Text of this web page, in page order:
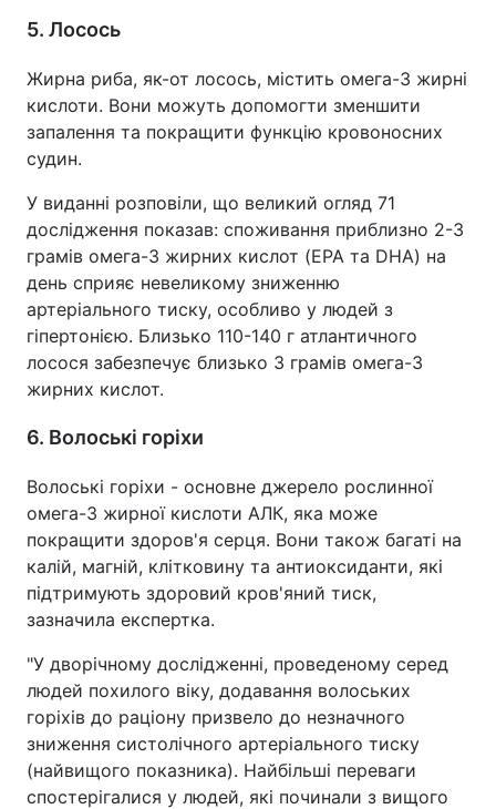
5. Лосось
Жирна риба, як-от лосось, містить омега-3 жирні
кислоти. Вони можуть допомогти зменшити
запалення та покращити функцію кровоносних
судин.
У виданні розповіли, що великий огляд 71
дослідження показав: споживання приблизно 2-3
грамів омега-3 жирних кислот (EPA та DHA) на
день сприяє невеликому зниженню
артеріального тиску, особливо у людей з
гіпертонією. Близько 110-140 г атлантичного
лосося забезпечує близько 3 грамів омега-3
жирних кислот.
6. Волоські горіхи
Волоські горіхи - основне джерело рослинної
омега-3 жирної кислоти АЛК, яка може
покращити здоров'я серця. Вони також багаті на
калій, магній, клітковину та антиоксиданти, які
підтримують здоровий кров'яний тиск,
зазначила експертка.
"У дворічному дослідженні, проведеному серед
людей похилого віку, додавання волоських
горіхів до раціону призвело до незначного
зниження систолічного артеріального тиску
(найвищого показника). Найбільші переваги
спостерігалися у людей, які починали з вищого